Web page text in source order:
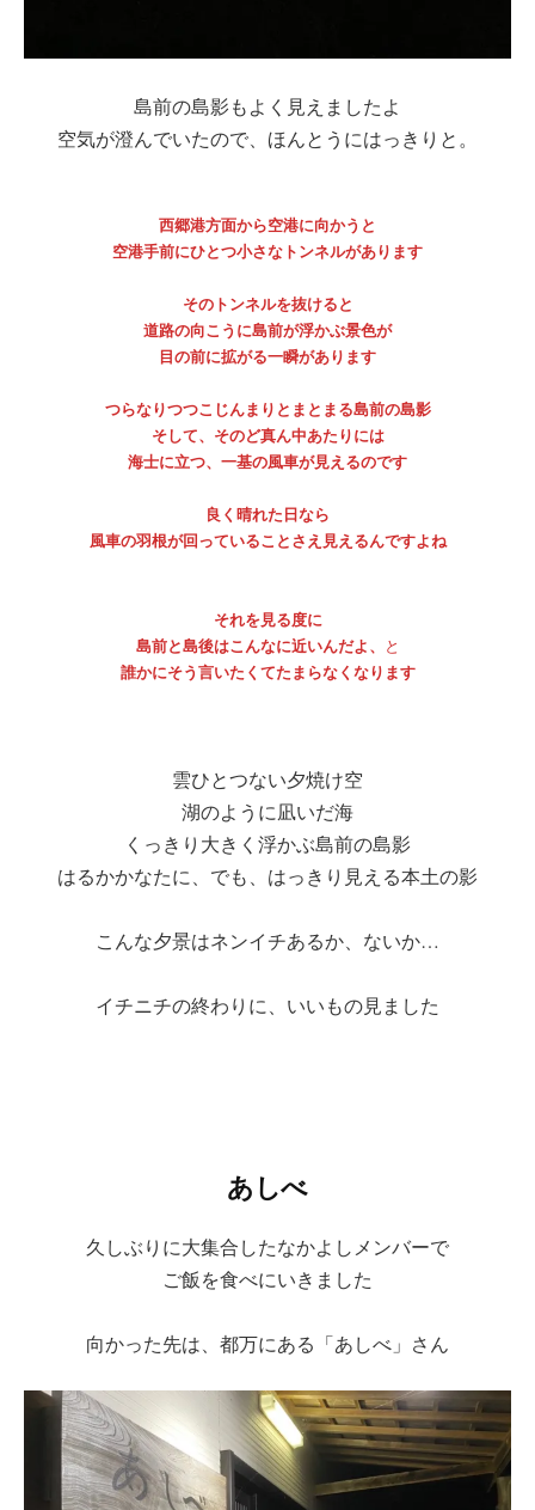
島前の島影もよく見えましたよ
空気が澄んでいたので、ほんとうにはっきりと。
西郷港方面から空港に向かうと
空港手前にひとつ小さなトンネルがあります
そのトンネルを抜けると
道路の向こうに島前が浮かぶ景色が
目の前に拡がる一瞬があります
つらなりつつこじんまりとまとまる島前の島影
そして、そのど真ん中あたりには
海士に立つ、一基の風車が見えるのです
良く晴れた日なら
風車の羽根が回っていることさえ見えるんですよね
それを見る度に
島前と島後はこんなに近いんだよ、
と
誰かにそう言いたくてたまらなくなります
雲ひとつない夕焼け空
湖のように凪いだ海
くっきり大きく浮かぶ島前の島影
はるかかなたに、でも、はっきり見える本土の影
こんな夕景はネンイチあるか、ないか…
イチニチの終わりに、いいもの見ました
あしべ
久しぶりに大集合したなかよしメンバーで
ご飯を食べにいきました
向かった先は、都万にある「あしべ」さん